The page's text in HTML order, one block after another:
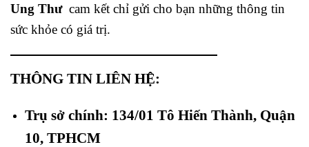
Ung Thư cam kết chỉ gửi cho bạn những thông tin
sức khỏe có giá trị.
THÔNG TIN LIÊN HỆ:
Trụ sở chính: 134/01 Tô Hiến Thành, Quận
10, TPHCM